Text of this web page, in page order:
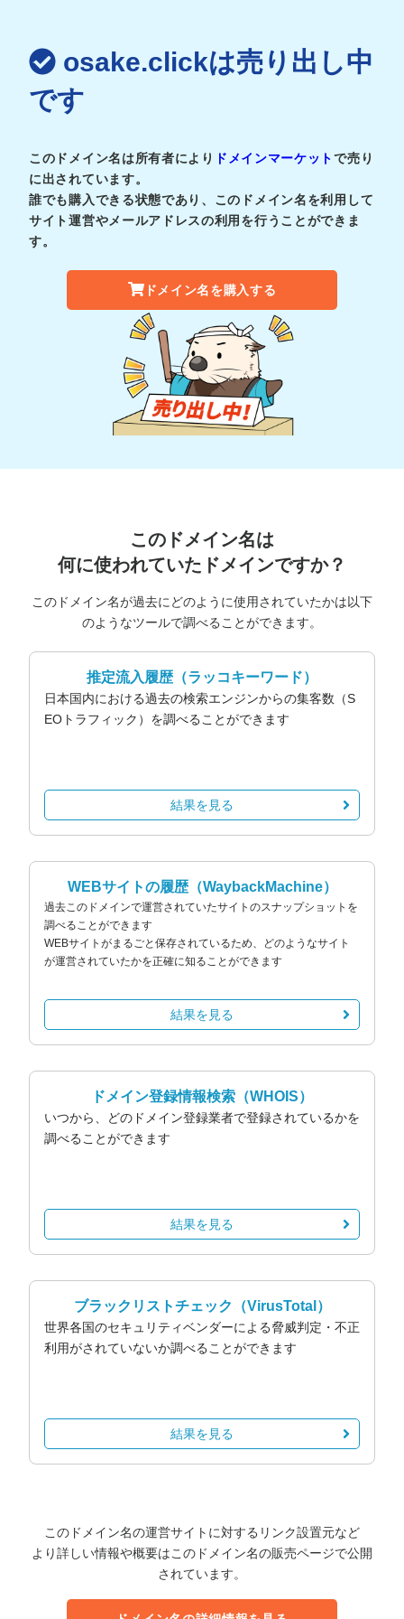
osake.clickは売り出し中
です
このドメイン名は所有者により ドメインマーケットで売り
に出されています。
誰でも購入できる状態であり、このドメイン名を利用して
サイト運営やメールアドレスの利用を行うことができま
す。
ドメイン名を購入する
このドメイン名は
何に使われていたドメインですか？
このドメイン名が過去にどのように使用されていたかは以下
のようなツールで調べることができます。
推定流入履歴（ラッコキーワード）
日本国内における過去の検索エンジンからの集客数（S
EOトラフィック）を調べることができます
結果を見る
WEBサイトの履歴（WaybackMachine）
過去このドメインで運営されていたサイトのスナップショットを
調べることができます
WEBサイトがまるごと保存されているため、どのようなサイト
が運営されていたかを正確に知ることができます
結果を見る
ドメイン登録情報検索 （WHOIS）
いつから、どのドメイン登録業者で登録されているかを
調べることができます
結果を見る
ブラックリストチェック （VirusTotal）
世界各国のセキュリティベンダーによる脅威判定・不正
利用がされていないか調べることができます
結果を見る
このドメイン名の運営サイトに対するリンク設置元など
より詳しい情報や概要はこのドメイン名の販売ページで公開
されています。